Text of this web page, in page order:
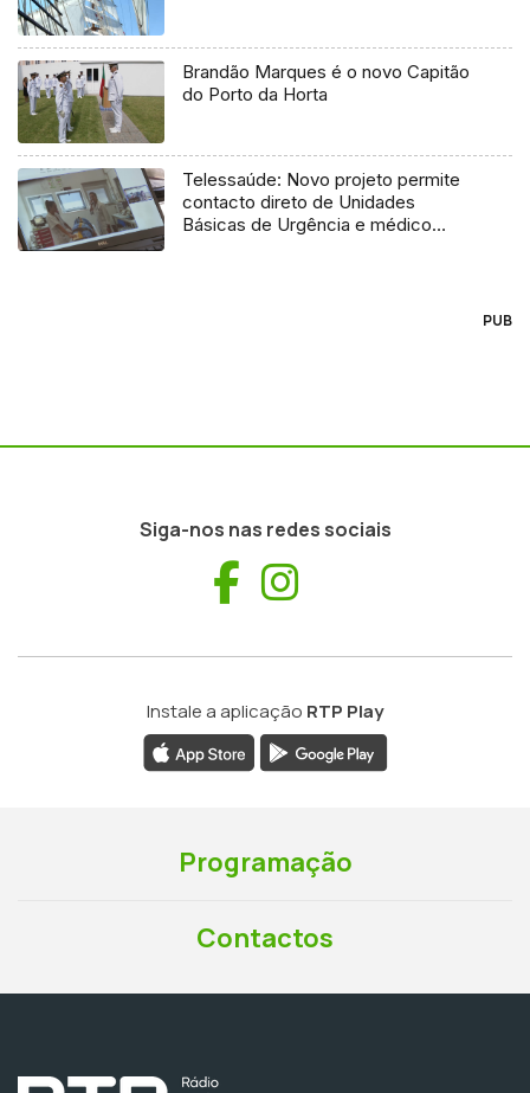
Brandão Marques é o novo Capitão
do Porto da Horta
Telessaúde: Novo projeto permite
contacto direto de Unidades
Básicas de Urgência e médico
PUB
Siga-nos nas redes sociais
Facebook
Instale a aplicação RTP Play
Programação
Contactos